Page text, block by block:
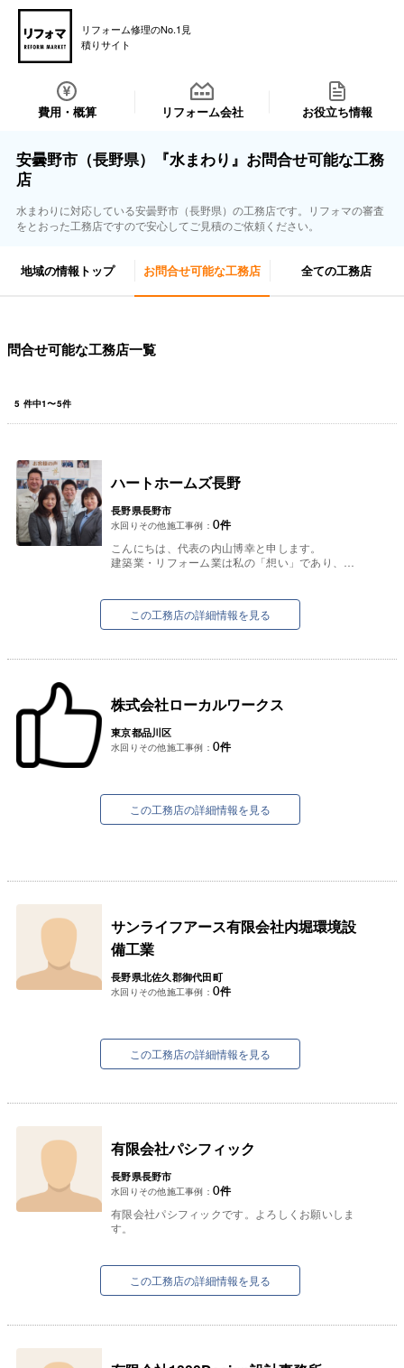
リフォーム修理のNo.1見
積りサイト
費用・概算 リフォーム会社 お役立ち情報
安曇野市（長野県）『水まわり』お問合せ可能な工務
店
水まわりに対応している安曇野市（長野県）の工務店です。リフォマの審査
をとおった工務店ですので安心してご見積のご依頼ください。
地域の情報トップ お問合せ可能な工務店 全ての工務店
問合せ可能な工務店一覧
5 件中1〜5件
ハートホームズ長野
長野県長野市
水回りその他施工事例： 0件
こんにちは、代表の内山博幸と申します。
建築業・リフォーム業は私の「想い」であり、
とはありません...
この工務店の詳細情報を見る
株式会社ローカルワークス
東京都品川区
水回りその他施工事例： 0件
この工務店の詳細情報を見る
サンライフアース有限会社内堀環境設
備工業
長野県北佐久郡御代田町
水回りその他施工事例： 0件
この工務店の詳細情報を見る
有限会社パシフィック
長野県長野市
水回りその他施工事例： 0件
有限会社パシフィックです。よろしくお願いしま
す。
この工務店の詳細情報を見る